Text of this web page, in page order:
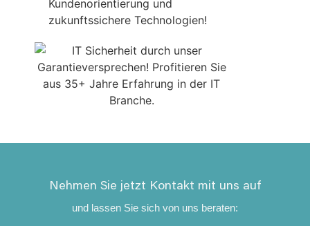
Nehmen Sie jetzt Kontakt mit uns auf
und lassen Sie sich von uns beraten: